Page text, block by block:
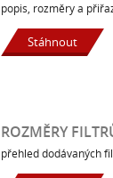
popis, rozměry a
Stáhnout
ROZMĚRY
přehled dodávaných